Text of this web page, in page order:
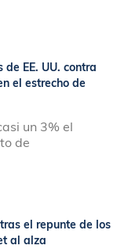
EE. UU. contra
el estrecho de
un 3% el
de
el repunte de los
al alza